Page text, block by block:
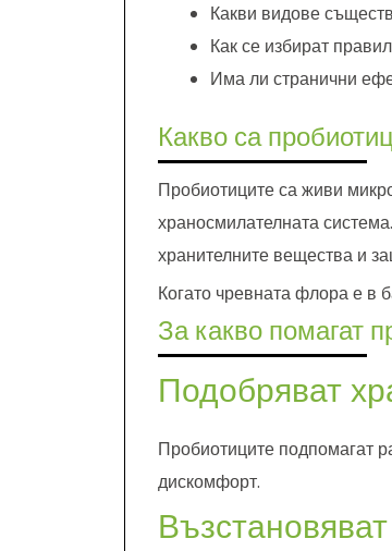
Какви видове
Как се избират
Има ли странични
Какво са
Пробиотиците са живи
храносмилателната
хранителните вещества и
Когато чревната флора е в
За какво помагат
Подобряват
Пробиотиците подпомагат
дискомфорт.